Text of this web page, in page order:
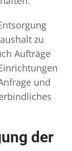
zu
Aufträge
und
der